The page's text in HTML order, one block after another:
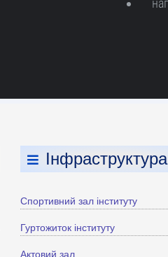
Інфраструктура
Спортивний зал інституту
Гуртожиток інституту
Актовий зал